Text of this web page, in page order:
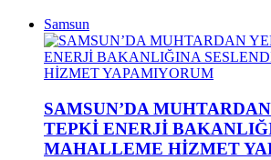
Samsun
SAMSUN’DA
TEPKİ ENERJİ
MAHALLEME HİZMET